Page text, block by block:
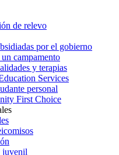
de relevo
por el gobierno
campamento
y terapias
Services
personal
First Choice
juvenil